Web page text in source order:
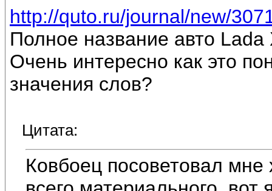
http://quto.ru/journal/new/
Полное название авто Lada
Очень интересно как это
значения слов?
Цитата:
Ковбоец посоветовал мне